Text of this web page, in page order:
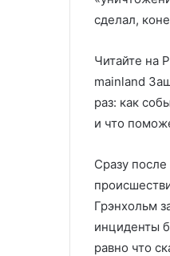
сделал,
Читайте на
mainland
раз: как
и что
Сразу
Грэнхольм
инциденты
равно что